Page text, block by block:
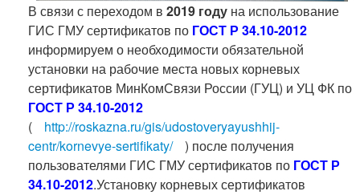
В связи с переходом в 2019 году на использование
ГИС ГМУ сертификатов по ГОСТ Р 34.10-2012
информируем о необходимости обязательной
установки на рабочие места новых корневых
сертификатов МинКомСвязи России (ГУЦ) и УЦ ФК по
ГОСТ Р 34.10-2012
(
http://roskazna.ru/gis/udostoveryayushhij-
centr/kornevye-sertifikaty/
) после получения
пользователями ГИС ГМУ сертификатов по ГОСТ Р
34.10-2012.Установку корневых сертификатов